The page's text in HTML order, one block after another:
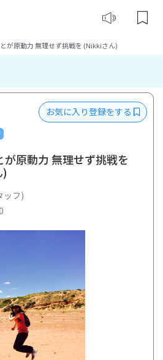
が原動力 無理せず挑戦を (Nikkiさん)
お気に入り登録をする
が原動力 無理せず挑戦を
ッフ)